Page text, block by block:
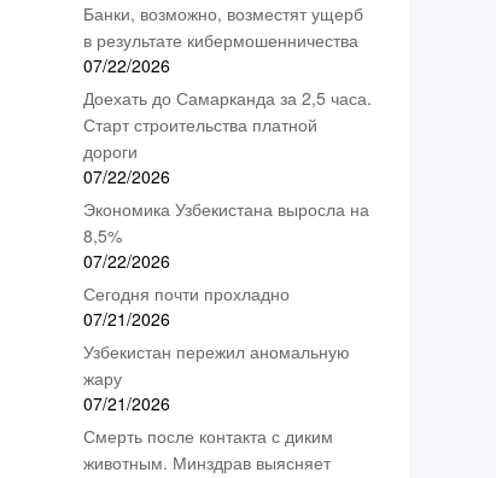
Банки, возможно, возместят ущерб
в результате кибермошенничества
07/22/2026
Доехать до Самарканда за 2,5 часа.
Старт строительства платной
дороги
07/22/2026
Экономика Узбекистана выросла на
8,5%
07/22/2026
Сегодня почти прохладно
07/21/2026
Узбекистан пережил аномальную
жару
07/21/2026
Смерть после контакта с диким
животным. Минздрав выясняет